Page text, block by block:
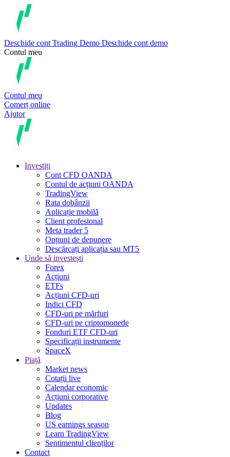
Deschide cont Trading Demo Deschide cont demo
Contul meu
Contul meu
Comerț online
Ajutor
Investiți
Cont CFD OANDA
Contul de acțiuni OANDA
TradingView
Rata dobânzii
Aplicație mobilă
Client profesional
Meta trader 5
Opțiuni de depunere
Descărcați aplicația sau MT5
Unde să investești
Forex
Acțiuni
ETFs
Acțiuni CFD-uri
Indici CFD
CFD-uri pe mărfuri
CFD-uri pe criptomonede
Fonduri ETF CFD-uri
Specificații instrumente
SpaceX
Piață
Market news
Cotații live
Calendar economic
Acțiuni corporative
Updates
Blog
US earnings season
Learn TradingView
Sentimentul clienților
Contact